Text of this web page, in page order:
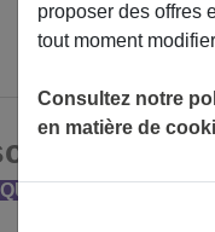
proposer des offres
tout moment
Consultez notre
en matière de